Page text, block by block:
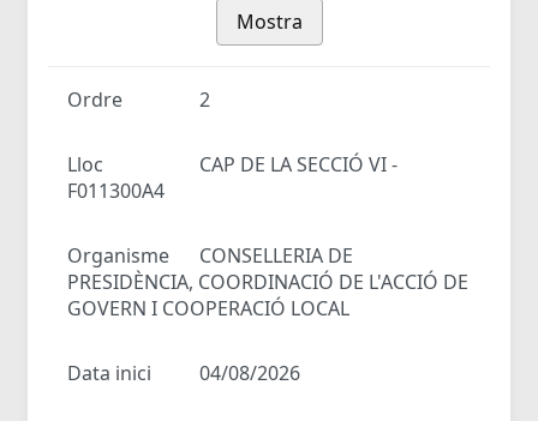
Mostra
Ordre 2
Lloc
CAP DE LA SECCIÓ VI -
F011300A4
Organisme
CONSELLERIA DE
PRESIDÈNCIA, COORDINACIÓ DE L'ACCIÓ DE
GOVERN I COOPERACIÓ LOCAL
Data inici 04/08/2026